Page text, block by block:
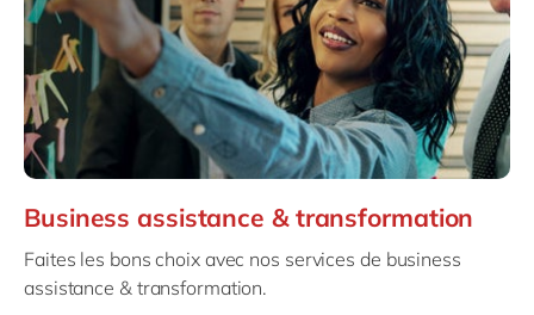
Business assistance & transformation
Faites les bons choix avec nos services de business
assistance & transformation.